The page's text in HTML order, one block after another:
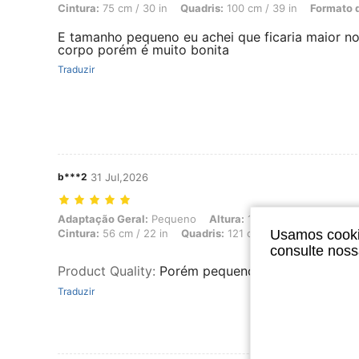
Cintura: 75 cm / 30 in Quadris: 100 cm / 39 in Formato
E tamanho pequeno eu achei que ficaria maior no
corpo porém é muito bonita
Traduzir
b***2 31 Jul,2026
Adaptação Geral: Pequeno, Altura: 164 cm / 65 in, Peso: 39 kg /
Adaptação Geral: Pequeno Altura: 164 cm / 65 in
Cintura: 56 cm / 22 in Quadris: 121 cm / 48 in Formato
Product Quality: Porém pequeno se pedirem
Traduzir
Usamos
consulte